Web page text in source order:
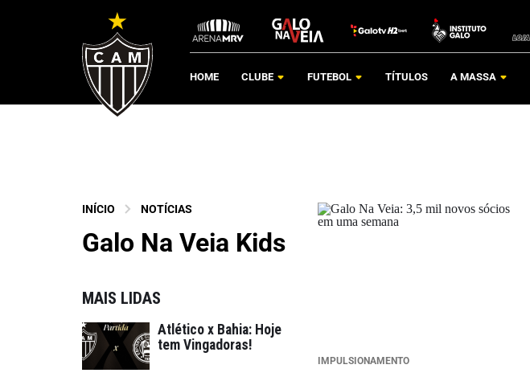
HOME CLUBE FUTEBOL TÍTULOS A MASSA
INÍCIO NOTÍCIAS
Galo Na Veia Kids
MAIS LIDAS
Atlético x Bahia: Hoje
tem Vingadoras!
IMPULSIONAMENTO